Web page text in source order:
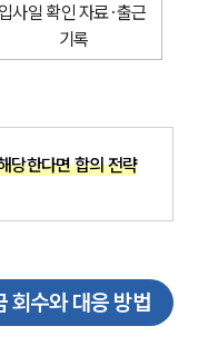
입사일 확인 자료·출근
기록
당한다면 합의 전략
회수와 대응 방법